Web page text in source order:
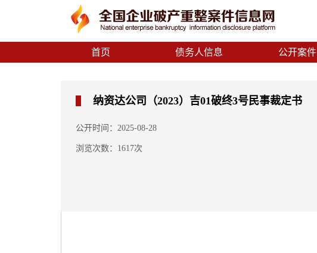
首页 债务人信息 公开案件
纳资达公司（2023）吉01破终3号民事裁定书
公开时间：2025-08-28
浏览次数：1617次